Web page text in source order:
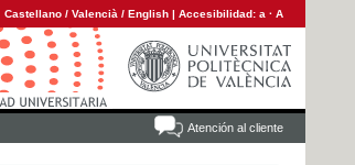
Castellano / Valencià / English | Accesibilidad: a · A
Atención al cliente